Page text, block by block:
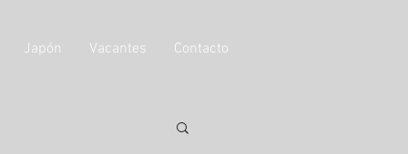
Japón Vacantes Contacto